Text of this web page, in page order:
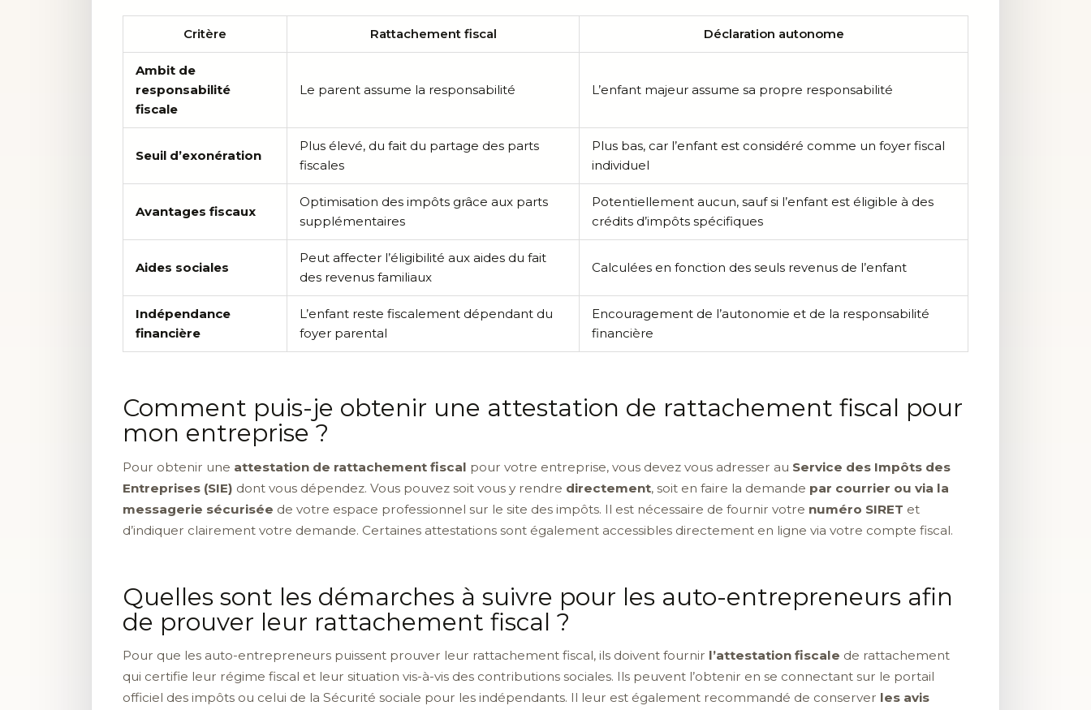
Critère Rattachement fiscal Déclaration autonome
Ambit de
responsabilité
fiscale
Le parent assume la responsabilité L’enfant majeur assume sa propre responsabilité
Seuil d’exonération
Plus élevé, du fait du partage des parts
fiscales
Plus bas, car l’enfant est considéré comme un foyer fiscal
individuel
Avantages fiscaux
Optimisation des impôts grâce aux parts
supplémentaires
Potentiellement aucun, sauf si l’enfant est éligible à des
crédits d’impôts spécifiques
Aides sociales
Peut affecter l’éligibilité aux aides du fait
des revenus familiaux
Calculées en fonction des seuls revenus de l’enfant
Indépendance
financière
L’enfant reste fiscalement dépendant du
foyer parental
Encouragement de l’autonomie et de la responsabilité
financière
Comment puis-je obtenir une attestation de rattachement fiscal pour
mon entreprise ?
Pour obtenir une attestation de rattachement fiscal pour votre entreprise, vous devez vous adresser au Service des Impôts des
Entreprises (SIE) dont vous dépendez. Vous pouvez soit vous y rendre directement, soit en faire la demande par courrier ou via la
messagerie sécurisée de votre espace professionnel sur le site des impôts. Il est nécessaire de fournir votre numéro SIRET et
d’indiquer clairement votre demande. Certaines attestations sont également accessibles directement en ligne via votre compte fiscal.
Quelles sont les démarches à suivre pour les auto-entrepreneurs afin
de prouver leur rattachement fiscal ?
Pour que les auto-entrepreneurs puissent prouver leur rattachement fiscal, ils doivent fournir l’attestation fiscale de rattachement
qui certifie leur régime fiscal et leur situation vis-à-vis des contributions sociales. Ils peuvent l’obtenir en se connectant sur le portail
officiel des impôts ou celui de la Sécurité sociale pour les indépendants. Il leur est également recommandé de conserver les avis